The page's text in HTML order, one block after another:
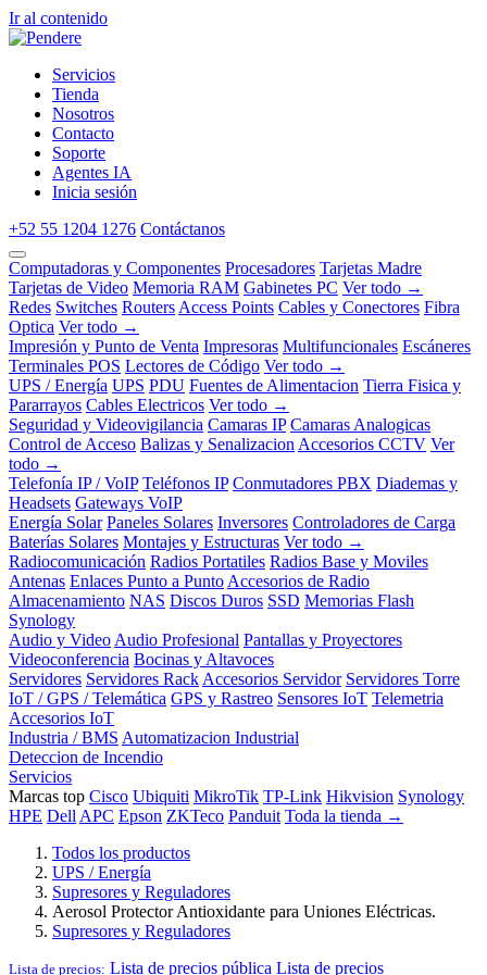
Ir al contenido
Servicios
Tienda
Nosotros
Contacto
Soporte
Agentes IA
Inicia sesión
+52 55 1204 1276 Contáctanos
Computadoras y Componentes Procesadores Tarjetas Madre
Tarjetas de Video Memoria RAM Gabinetes PC Ver todo →
Redes Switches Routers Access Points Cables y Conectores Fibra
Optica Ver todo →
Impresión y Punto de Venta Impresoras Multifuncionales Escáneres
Terminales POS Lectores de Código Ver todo →
UPS / Energía UPS PDU Fuentes de Alimentacion Tierra Fisica y
Pararrayos Cables Electricos Ver todo →
Seguridad y Videovigilancia Camaras IP Camaras Analogicas
Control de Acceso Balizas y Senalizacion Accesorios CCTV Ver
todo →
Telefonía IP / VoIP Teléfonos IP Conmutadores PBX Diademas y
Headsets Gateways VoIP
Energía Solar Paneles Solares Inversores Controladores de Carga
Baterías Solares Montajes y Estructuras Ver todo →
Radiocomunicación Radios Portatiles Radios Base y Moviles
Antenas Enlaces Punto a Punto Accesorios de Radio
Almacenamiento NAS Discos Duros SSD Memorias Flash
Synology
Audio y Video Audio Profesional Pantallas y Proyectores
Videoconferencia Bocinas y Altavoces
Servidores Servidores Rack Accesorios Servidor Servidores Torre
IoT / GPS / Telemática GPS y Rastreo Sensores IoT Telemetria
Accesorios IoT
Industria / BMS Automatizacion Industrial
Deteccion de Incendio
Servicios
Marcas top Cisco Ubiquiti MikroTik TP-Link Hikvision Synology
HPE Dell APC Epson ZKTeco Panduit Toda la tienda →
Todos los productos
UPS / Energía
Supresores y Reguladores
Aerosol Protector Antioxidante para Uniones Eléctricas.
Supresores y Reguladores
Lista de precios: Lista de precios pública Lista de precios